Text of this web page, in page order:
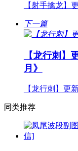
【射手擒龙】
下一篇
【龙行刺】
月》
【龙行刺】更
同类推荐